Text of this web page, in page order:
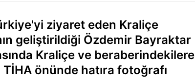
ziyaret eden Kraliçe
geliştirildiği Özdemir Bayraktar
Kraliçe ve beraberindekilere
önünde hatıra fotoğrafı